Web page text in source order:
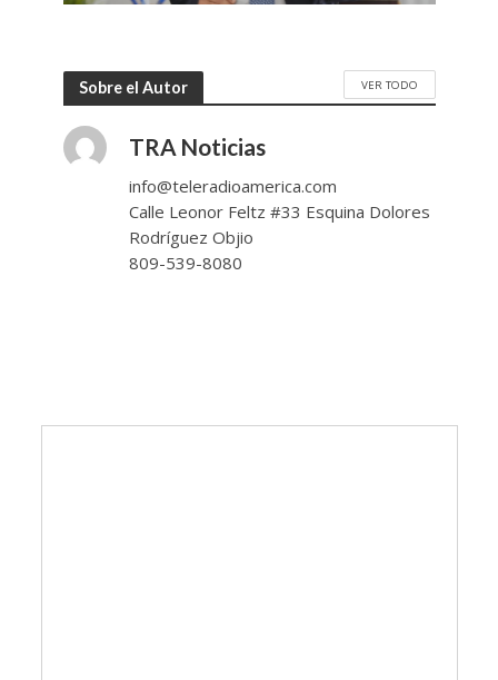
Sobre el Autor VER TODO
TRA Noticias
info@teleradioamerica.com
Calle Leonor Feltz #33 Esquina Dolores
Rodríguez Objio
809-539-8080